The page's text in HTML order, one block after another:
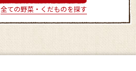
全ての野菜・くだものを探す